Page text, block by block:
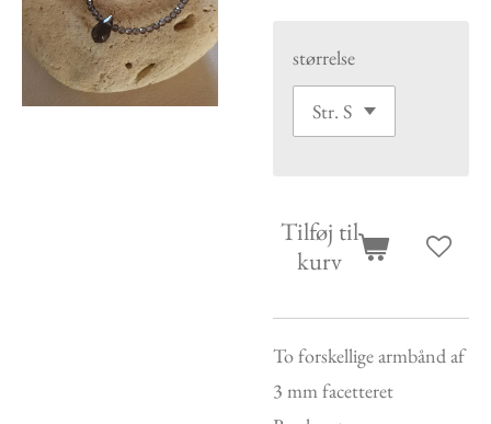
størrelse
Tilføj til
kurv
To forskellige armbånd af
3 mm facetteret